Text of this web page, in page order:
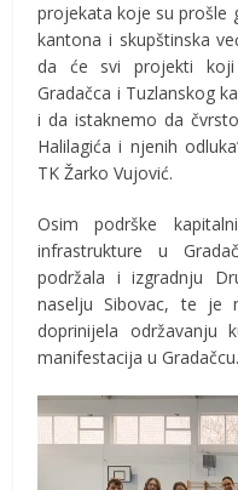
projekata koje su prošle
kantona i skupštinska
da će svi projekti
Gradačca i Tuzlanskog
i da istaknemo da
Halilagića i njenih
TK Žarko Vujović.
Osim podrške
infrastrukture u
podržala i izgradnju
naselju Sibovac, te je
doprinijela održavanju
manifestacija u Gradačcu.